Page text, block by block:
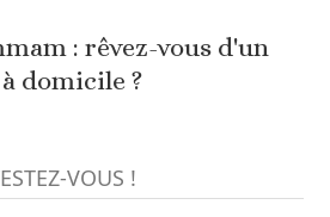
: rêvez-vous d'un
domicile ?
VOUS !